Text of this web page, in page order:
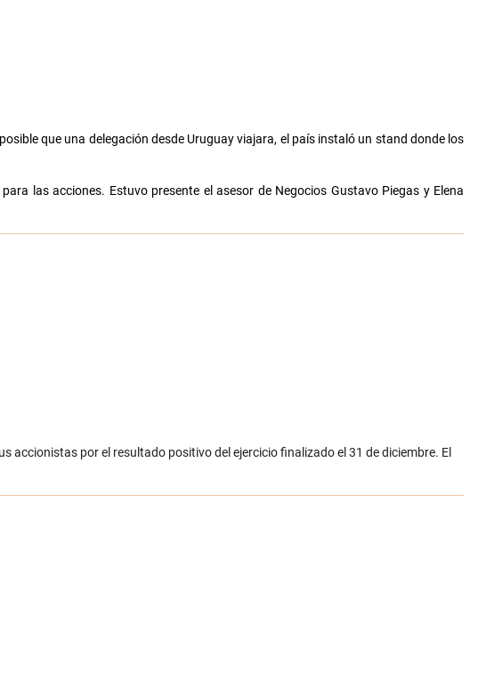
que una delegación desde Uruguay viajara, el país instaló un stand donde los
las acciones. Estuvo presente el asesor de Negocios Gustavo Piegas y Elena
por el resultado positivo del ejercicio finalizado el 31 de diciembre. El